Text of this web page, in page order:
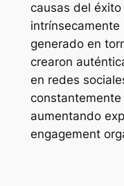
causas del
generado en
crearon
en redes
aumentando
engagement